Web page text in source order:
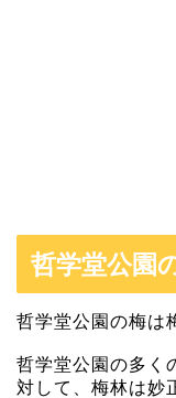
哲学堂公園
哲学堂公園の梅は
哲学堂公園の多く
対して、梅林は妙